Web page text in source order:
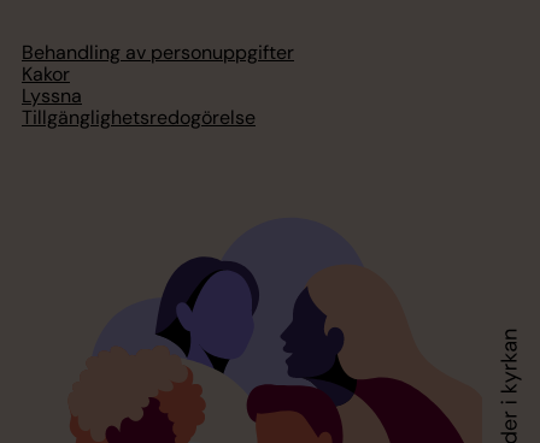
Behandling av personuppgifter
Kakor
Lyssna
Tillgänglighetsredogörelse